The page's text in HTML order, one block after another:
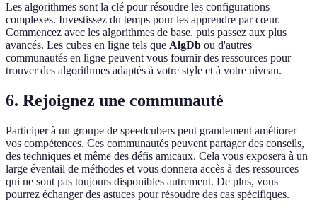
Les algorithmes sont la clé pour résoudre les configurations
complexes. Investissez du temps pour les apprendre par cœur.
Commencez avec les algorithmes de base, puis passez aux plus
avancés. Les cubes en ligne tels que AlgDb ou d'autres
communautés en ligne peuvent vous fournir des ressources pour
trouver des algorithmes adaptés à votre style et à votre niveau.
6. Rejoignez une communauté
Participer à un groupe de speedcubers peut grandement améliorer
vos compétences. Ces communautés peuvent partager des conseils,
des techniques et même des défis amicaux. Cela vous exposera à un
large éventail de méthodes et vous donnera accès à des ressources
qui ne sont pas toujours disponibles autrement. De plus, vous
pourrez échanger des astuces pour résoudre des cas spécifiques.